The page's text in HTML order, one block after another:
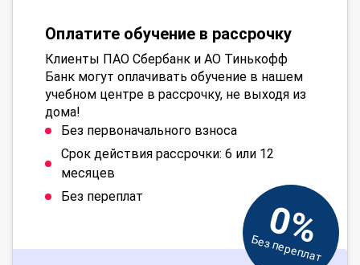
Оплатите обучение в рассрочку
Клиенты ПАО Сбербанк и АО Тинькофф
Банк могут оплачивать обучение в нашем
учебном центре в рассрочку, не выходя из
дома!
Без первоначального взноса
Срок действия рассрочки: 6 или 12
месяцев
Без переплат
0%
Без переплат